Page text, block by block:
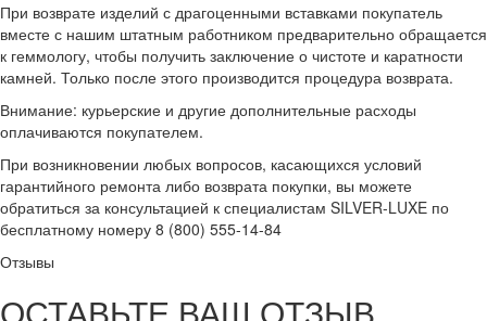
При возврате изделий с драгоценными вставками покупатель
вместе с нашим штатным работником предварительно обращается
к геммологу, чтобы получить заключение о чистоте и каратности
камней. Только после этого производится процедура возврата.
Внимание: курьерские и другие дополнительные расходы
оплачиваются покупателем.
При возникновении любых вопросов, касающихся условий
гарантийного ремонта либо возврата покупки, вы можете
обратиться за консультацией к специалистам SILVER-LUXE по
бесплатному номеру 8 (800) 555-14-84
Отзывы